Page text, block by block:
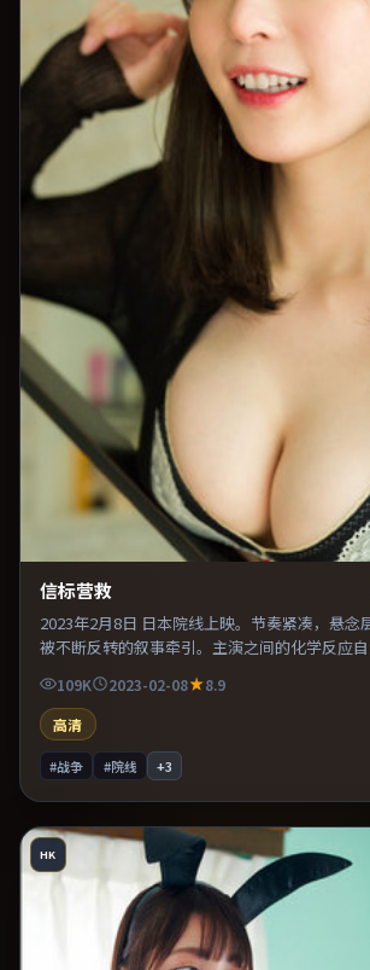
信标营救
2023年2月8日 日本院线上映。节奏紧凑，悬念
被不断反转的叙事牵引。主演之间的化学反应
力贯穿全片。整体完成度较高，适合周末一口气
109K 2023-02-08
8.9
高清
#战争 #院线 +3
HK